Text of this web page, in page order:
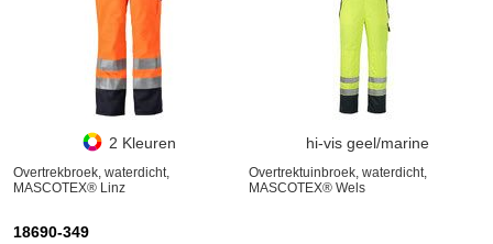
2 Kleuren
Overtrekbroek, waterdicht,
MASCOTEX® Linz
hi-vis geel/marine
Overtrektuinbroek, waterdicht,
MASCOTEX® Wels
18690-349